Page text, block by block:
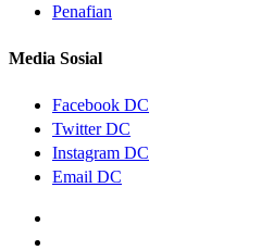
Penafian
Media Sosial
Facebook DC
Twitter DC
Instagram DC
Email DC